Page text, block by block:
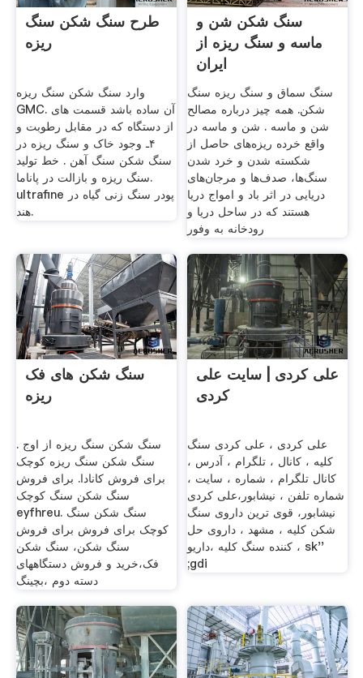
طرح سنگ شکن سنگ
ریزه
وارد سنگ شکن سنگ ریزه
GMC. آن ساده باشد قسمت های
از دستگاه که در مقابل رطوبت و
۴ـ وجود خاک و سنگ ریزه در
سنگ شکن سنگ آهن . خط تولید
سنگ ریزه و بازالت در پاناما.
ultrafine پودر سنگ زنی گیاه در
هند.
سنگ شکن شن و
ماسه و سنگ ریزه از
ایران
سنگ سماق و سنگ ریزه سنگ
شکن. همه چیز درباره مصالح
شن و ماسه . شن و ماسه در
واقع خرده ریزه‌های حاصل از
شکسته شدن و خرد شدن
سنگ‌ها، صدف‌ها و مرجان‌های
دریایی در اثر باد و امواج دریا
هستند که در ساحل دریا و
رودخانه به وفور
سنگ شکن های فک
ریزه
سنگ شکن سنگ ریزه از اوج .
سنگ شکن سنگ ریزه کوچک
برای فروش کانادا. برای فروش
سنگ شکن سنگ کوچک
eyfhreu. سنگ شکن سنگ
کوچک برای فروش برای فروش
سنگ شکن، سنگ شکن
فک،خرید و فروش دستگاههای
دسته دوم ،بچینگ
علی کردی | سایت علی
کردی
علی کردی ، علی کردی سنگ
کلیه ، کانال ، تلگرام ، آدرس ،
کانال تلگرام ، شماره ، سایت ،
شماره تلفن ، نیشابور،علی کردی
نیشابور، قوی ترین داروی سنگ
شکن کلیه ، مشهد ، داروی حل
کننده سنگ کلیه ،داریو ، sk''
;gdi